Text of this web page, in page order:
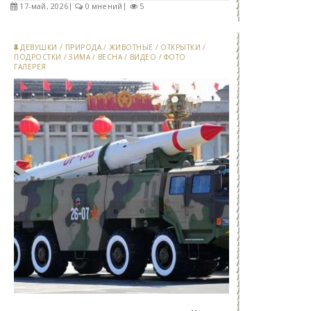
17-май, 2026 0 мнений 5
ДЕВУШКИ / ПРИРОДА / ЖИВОТНЫЕ / ОТКРЫТКИ /
ПОДРОСТКИ /ЗИМА / ВЕСНА / ВИДЕО / ФОТО
ГАЛЕРЕЯ